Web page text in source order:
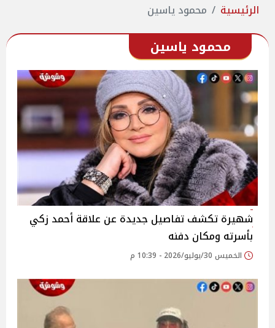
الرئيسية محمود ياسين
محمود ياسين
شهيرة تكشف تفاصيل جديدة عن علاقة أحمد زكي
بأسرته ومكان دفنه
الخميس 30/يوليو/2026 - 10:39 م